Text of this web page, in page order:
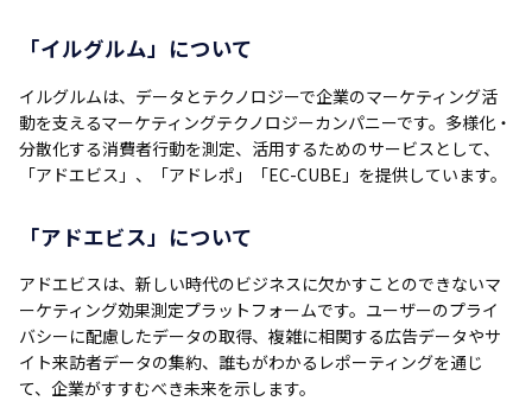
「イルグルム」について
イルグルムは、データとテクノロジーで企業のマーケティング活
動を支えるマーケティングテクノロジーカンパニーです。多様化・
分散化する消費者行動を測定、活用するためのサービスとして、
「アドエビス」、「アドレポ」「EC-CUBE」を提供しています。
「アドエビス」について
アドエビスは、新しい時代のビジネスに欠かすことのできないマ
ーケティング効果測定プラットフォームです。ユーザーのプライ
バシーに配慮したデータの取得、複雑に相関する広告データやサ
イト来訪者データの集約、誰もがわかるレポーティングを通じ
て、企業がすすむべき未来を示します。